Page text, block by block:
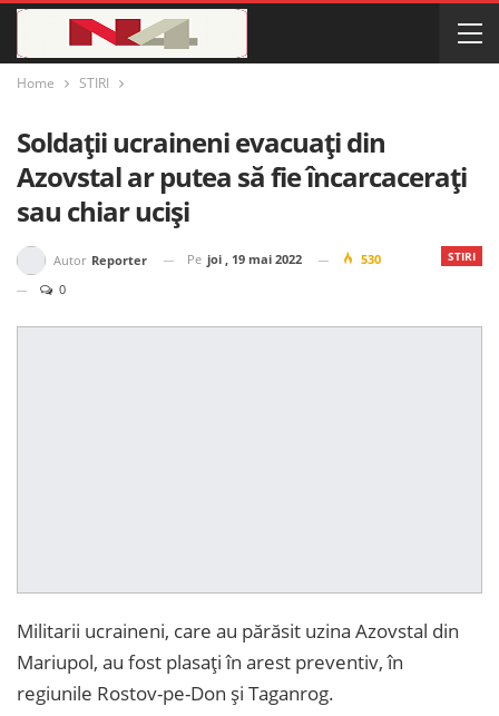
Home STIRI
Soldații ucraineni evacuați din
Azovstal ar putea să fie încarcacerați
sau chiar uciși
STIRI
Autor Reporter Pe joi , 19 mai 2022
530
0
Militarii ucraineni, care au părăsit uzina Azovstal din
Mariupol, au fost plasați în arest preventiv, în
regiunile Rostov-pe-Don și Taganrog.